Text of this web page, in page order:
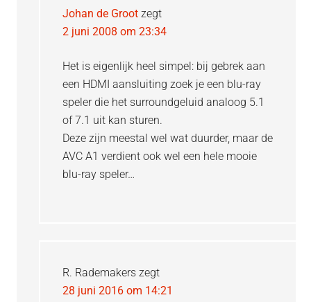
Johan de Groot zegt
2 juni 2008 om 23:34
Het is eigenlijk heel simpel: bij gebrek aan
een HDMI aansluiting zoek je een blu-ray
speler die het surroundgeluid analoog 5.1
of 7.1 uit kan sturen.
Deze zijn meestal wel wat duurder, maar de
AVC A1 verdient ook wel een hele mooie
blu-ray speler…
R. Rademakers zegt
28 juni 2016 om 14:21